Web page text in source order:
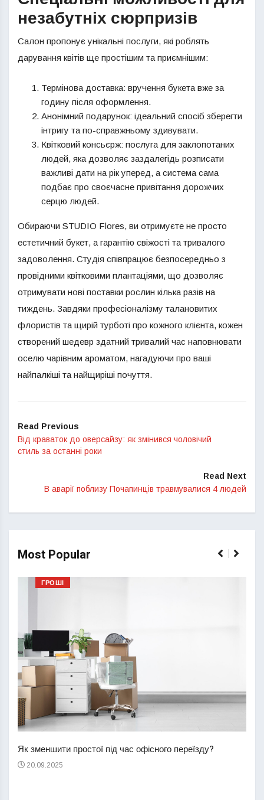
незабутніх сюрпризів
Салон пропонує унікальні послуги, які роблять
дарування квітів ще простішим та приємнішим:
Термінова доставка: вручення букета вже за
годину після оформлення.
Анонімний подарунок: ідеальний спосіб зберегти
інтригу та по-справжньому здивувати.
Квітковий консьєрж: послуга для заклопотаних
людей, яка дозволяє заздалегідь розписати
важливі дати на рік уперед, а система сама
подбає про своєчасне привітання дорожчих
серцю людей.
Обираючи STUDIO Flores, ви отримуєте не просто
естетичний букет, а гарантію свіжості та тривалого
задоволення. Студія співпрацює безпосередньо з
провідними квітковими плантаціями, що дозволяє
отримувати нові поставки рослин кілька разів на
тиждень. Завдяки професіоналізму талановитих
флористів та щирій турботі про кожного клієнта, кожен
створений шедевр здатний тривалий час наповнювати
оселю чарівним ароматом, нагадуючи про ваші
найпалкіші та найщиріші почуття.
Read Previous
Від краваток до оверсайзу: як змінився чоловічий
стиль за останні роки
Read Next
В аварії поблизу Почапинців травмувалися 4 людей
Most Popular
ГРОШІ
Як зменшити простої під час офісного переїзду?
20.09.2025